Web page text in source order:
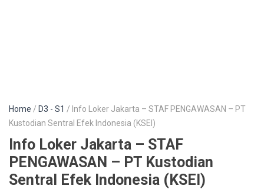
Home / D3 - S1 / Info Loker Jakarta – STAF PENGAWASAN – PT
Kustodian Sentral Efek Indonesia (KSEI)
Info Loker Jakarta – STAF
PENGAWASAN – PT Kustodian
Sentral Efek Indonesia (KSEI)